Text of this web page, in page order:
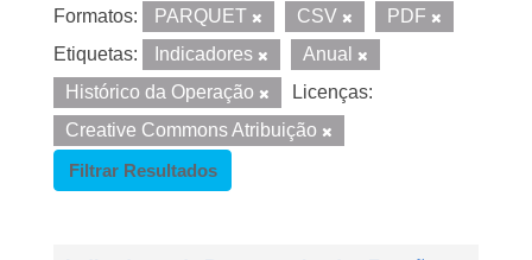
Formatos: PARQUET CSV
PDF
Etiquetas:
Indicadores
Anual
Histórico da Operação
Licenças:
Creative Commons Atribuição
Filtrar Resultados